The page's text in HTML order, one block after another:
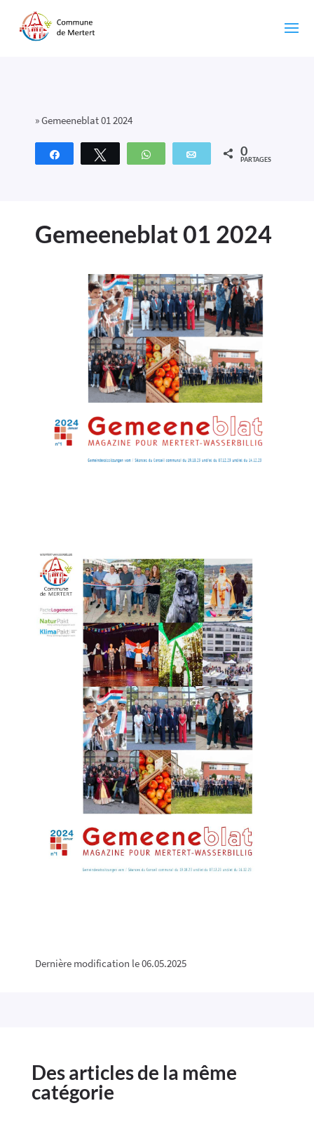
»Gemeeneblat 01 2024
Partagez Tweetez WhatsApp Email 0
PARTAGES
Gemeeneblat 01 2024
Dernière modification le 06.05.2025
Des articles de la même
catégorie